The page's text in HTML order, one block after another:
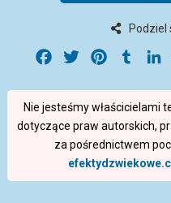
Podziel
Facebook
Twitter Pinterest
Nie jesteśmy właścicielami
dotyczące praw autorskich,
za pośrednictwem